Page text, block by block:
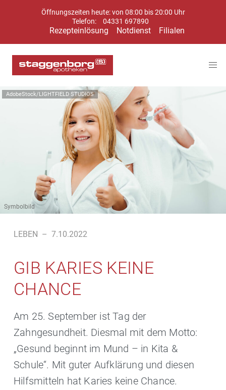
Öffnungszeiten heute: von 08:00 bis 20:00 Uhr
Telefon:
04331 697890
Rezepteinlösung Notdienst Filialen
AdobeStock/LIGHTFIELD STUDIOS
Symbolbild
LEBEN – 7.10.2022
GIB KARIES KEINE
CHANCE
Am 25. September ist Tag der
Zahngesundheit. Diesmal mit dem Motto:
„Gesund beginnt im Mund – in Kita &
Schule“. Mit guter Aufklärung und diesen
Hilfsmitteln hat Karies keine Chance.